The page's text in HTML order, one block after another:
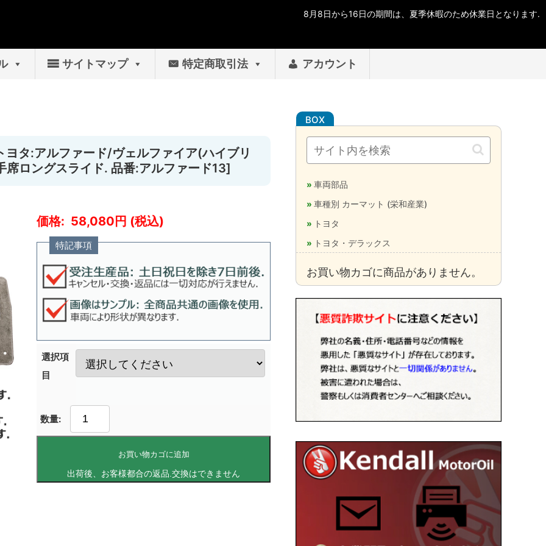
サイトマップ 特定商取引法 アカウント
タ:アルファード/ヴェルファイア(ハイブリ
ロングスライド. 品番:アルファード13]
58,080
特記事項
選択項
目
お買い物カゴに追加
車両部品
車種別 カーマット (栄和産業)
トヨタ
トヨタ・デラックス
お買い物カゴに商品がありません。